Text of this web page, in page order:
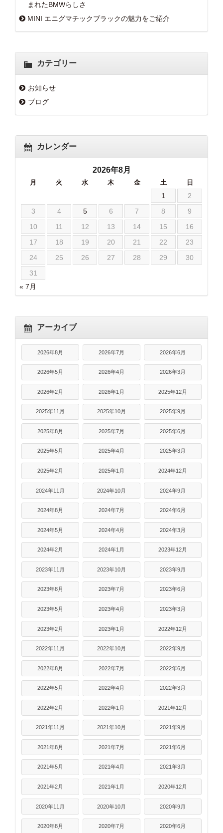
まれたBMWらしさ
MINI エニグマチックブラックの魅力をご紹介
カテゴリー
お知らせ
ブログ
カレンダー
2026年8月
月 火 水 木 金 土 日
1
2
3
4 5 6 7 8
9
10
11 12 13 14 15
16
17
18 19 20 21 22
23
24
25 26 27 28 29
30
31
« 7月
アーカイブ
2026年8月 2026年7月 2026年6月
2026年5月 2026年4月 2026年3月
2026年2月 2026年1月 2025年12月
2025年11月 2025年10月 2025年9月
2025年8月 2025年7月 2025年6月
2025年5月 2025年4月 2025年3月
2025年2月 2025年1月 2024年12月
2024年11月 2024年10月 2024年9月
2024年8月 2024年7月 2024年6月
2024年5月 2024年4月 2024年3月
2024年2月 2024年1月 2023年12月
2023年11月 2023年10月 2023年9月
2023年8月 2023年7月 2023年6月
2023年5月 2023年4月 2023年3月
2023年2月 2023年1月 2022年12月
2022年11月 2022年10月 2022年9月
2022年8月 2022年7月 2022年6月
2022年5月 2022年4月 2022年3月
2022年2月 2022年1月 2021年12月
2021年11月 2021年10月 2021年9月
2021年8月 2021年7月 2021年6月
2021年5月 2021年4月 2021年3月
2021年2月 2021年1月 2020年12月
2020年11月 2020年10月 2020年9月
2020年8月 2020年7月 2020年6月